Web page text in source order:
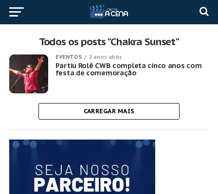
Todos os posts "Chakra Sunset"
EVENTOS 2 anos atrás
Partiu Rolê CWB completa cinco anos com
festa de comemoração
CARREGAR MAIS